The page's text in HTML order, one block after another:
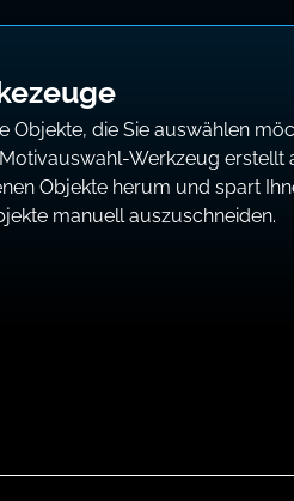
Objekte, die Sie auswählen
Werkzeug erstellt
Objekte herum und spart
manuell auszuschneiden.